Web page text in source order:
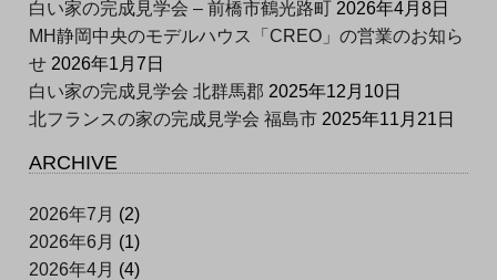
白い家の完成見学会 – 前橋市鶴光路町 2026年4月8日
MH静岡中央のモデルハウス「CREO」の営業のお知ら
せ 2026年1月7日
白い家の完成見学会 北群馬郡 2025年12月10日
北フランスの家の完成見学会 福島市 2025年11月21日
ARCHIVE
2026年7月 (2)
2026年6月 (1)
2026年4月 (4)